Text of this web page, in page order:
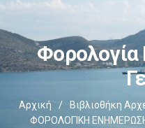
Φορολογία
Αρχική / Βιβλιοθήκη
ΦΟΡΟΛΟΓΙΚΗ